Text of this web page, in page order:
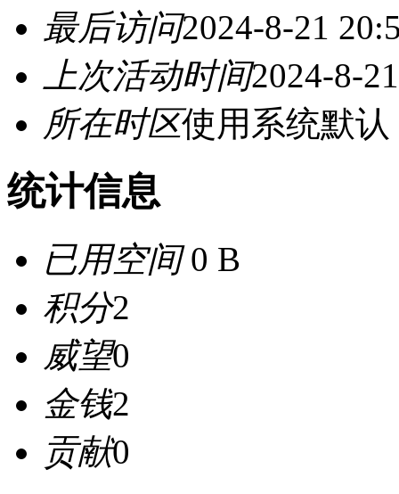
最后访问2024-8-21
上次活动时间2024-8-
所在时区使用系统默认
统计信息
已用空间0 B
积分2
威望0
金钱2
贡献0